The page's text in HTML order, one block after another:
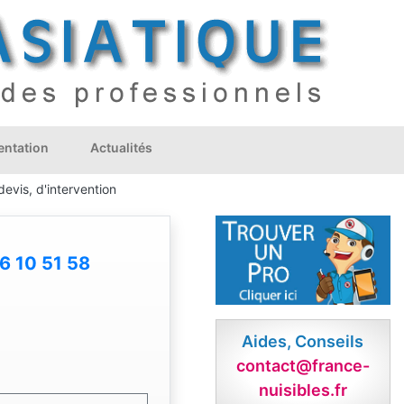
Actualités
d'intervention
10 51 58
Aides, Conseils
contact@france-
nuisibles.fr